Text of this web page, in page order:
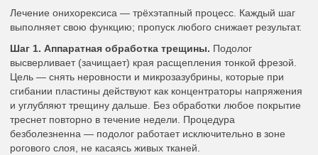
Лечение онихорексиса — трёхэтапный процесс. Каждый шаг
выполняет свою функцию; пропуск любого снижает результат.
Шаг 1. Аппаратная обработка трещины. Подолог
высверливает (зачищает) края расщепления тонкой фрезой.
Цель — снять неровности и микрозазубрины, которые при
сгибании пластины действуют как концентраторы напряжения
и углубляют трещину дальше. Без обработки любое покрытие
треснет повторно в течение недели. Процедура
безболезненна — подолог работает исключительно в зоне
рогового слоя, не касаясь живых тканей.